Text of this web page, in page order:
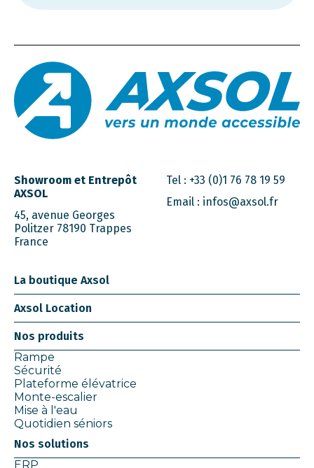
Showroom et Entrepôt
AXSOL
45, avenue Georges
Politzer 78190 Trappes
France
Tel : +33 (0)1 76 78 19 59
Email : infos@axsol.fr
La boutique Axsol
Axsol Location
Nos produits
Rampe
Sécurité
Plateforme élévatrice
Monte-escalier
Mise à l'eau
Quotidien séniors
Nos solutions
ERP